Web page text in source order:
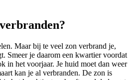
Maar bij te veel zon verbrand je,
Smeer je daarom een kwartier voordat
in het voorjaar. Je huid moet dan weer
kan je al verbranden. De zon is